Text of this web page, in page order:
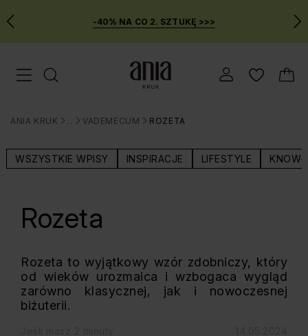
Przejdź
do
MENU
-40% NA CO 2. SZTUKĘ >>>
Menu mobilne
ANIA KRUK
>
BLOG
>
VADEMECUM
>
ROZETA
WSZYSTKIE WPISY INSPIRACJE LIFESTYLE KNOW-
Rozeta
Rozeta to wyjątkowy wzór zdobniczy, który
od wieków urozmaica i wzbogaca wygląd
zarówno klasycznej, jak i nowoczesnej
biżuterii.